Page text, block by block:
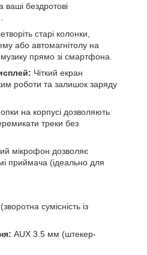
бездротові
старі колонки,
або автомагнітолу на
прямо зі смартфона.
Чіткий екран
роботи та залишок заряду
на корпусі дозволяють
треки без
мікрофон дозволяє
приймача (ідеально для
сумісність із
AUX 3.5 мм (штекер-